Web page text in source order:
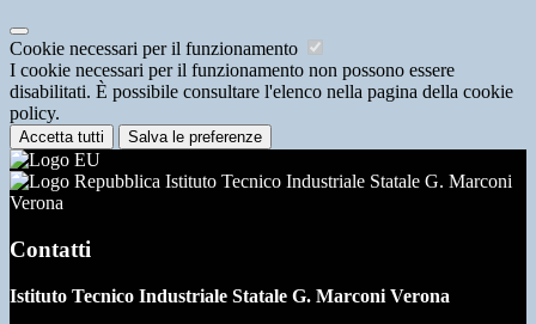
Cookie necessari per il funzionamento
I cookie necessari per il funzionamento non possono essere
disabilitati. È possibile consultare l'elenco nella pagina della cookie
policy.
Accetta tutti Salva le preferenze
Istituto Tecnico Industriale Statale G. Marconi
Verona
Contatti
Istituto Tecnico Industriale Statale G. Marconi Verona